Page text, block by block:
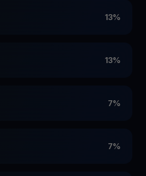
13%
13%
7%
7%